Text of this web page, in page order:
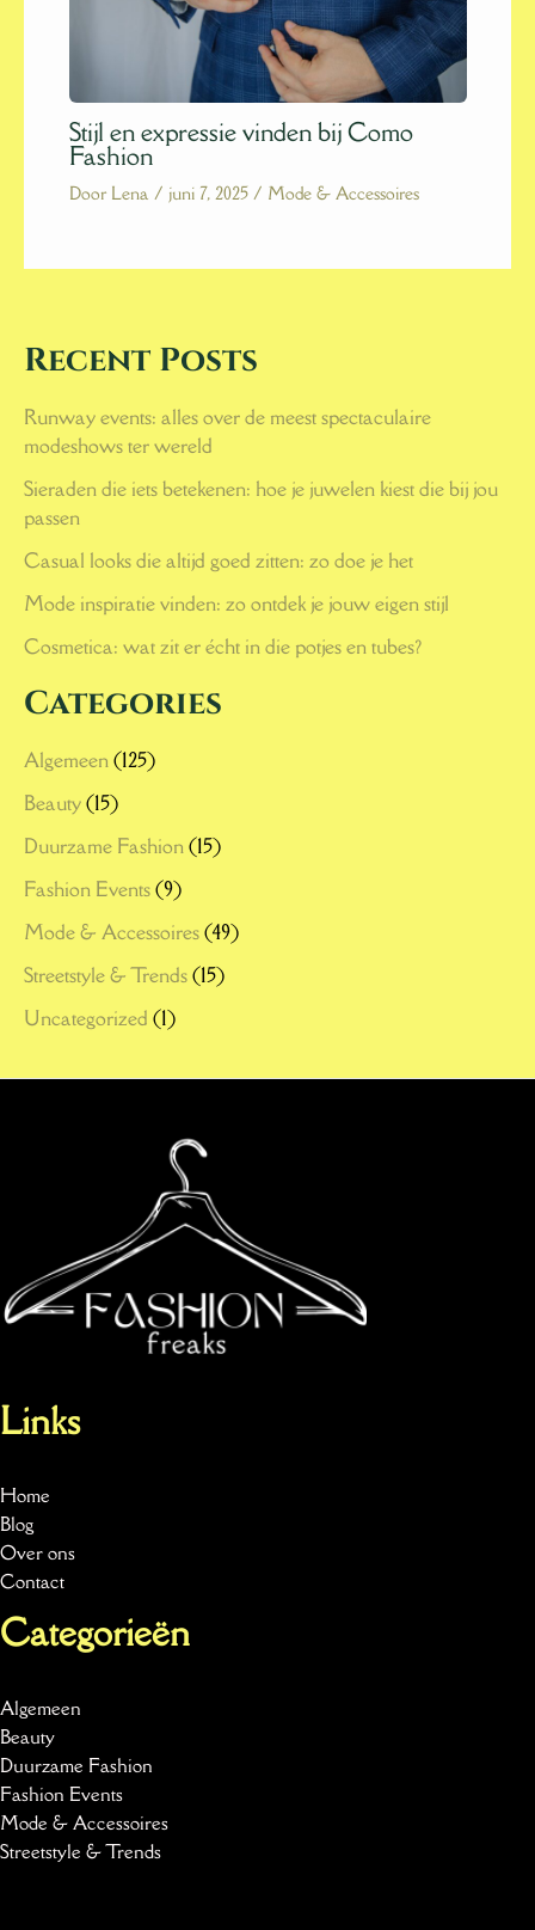
Stijl en expressie vinden bij Como
Fashion
Door Lena / juni 7, 2025 / Mode & Accessoires
Recent Posts
Runway events: alles over de meest spectaculaire
modeshows ter wereld
Sieraden die iets betekenen: hoe je juwelen kiest die bij jou
passen
Casual looks die altijd goed zitten: zo doe je het
Mode inspiratie vinden: zo ontdek je jouw eigen stijl
Cosmetica: wat zit er écht in die potjes en tubes?
Categories
Algemeen(125)
Beauty(15)
Duurzame Fashion(15)
Fashion Events(9)
Mode & Accessoires(49)
Streetstyle & Trends(15)
Uncategorized (1)
Links
Home
Blog
Over ons
Contact
Categorieën
Algemeen
Beauty
Duurzame Fashion
Fashion Events
Mode & Accessoires
Streetstyle & Trends